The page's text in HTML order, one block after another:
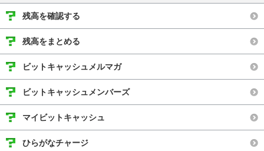
残高を確認する
残高をまとめる
ビットキャッシュメルマガ
ビットキャッシュメンバーズ
マイビットキャッシュ
ひらがなチャージ